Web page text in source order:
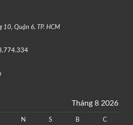
Quận 6, TP. HCM
Tháng 8 2026
N S B C